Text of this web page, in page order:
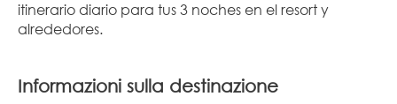
itinerario diario para tus 3 noches en el resort y
alrededores.
Informazioni sulla destinazione